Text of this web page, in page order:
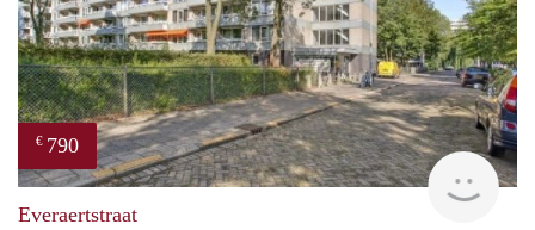
€ 790
Everaertstraat